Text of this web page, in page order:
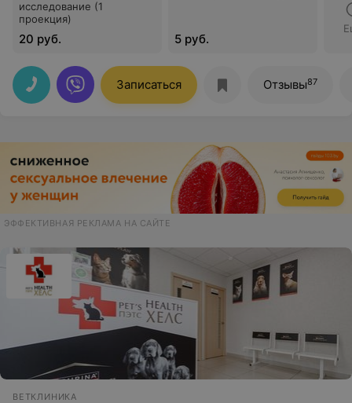
исследование (1
проекция)
20 руб. 5 руб.
Записаться Отзывы87
ЭФФЕКТИВНАЯ РЕКЛАМА НА САЙТЕ
ВЕТКЛИНИКА